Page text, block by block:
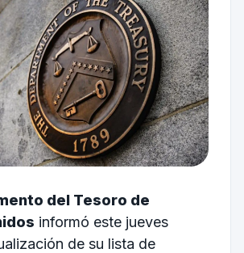
del Tesoro de
informó este jueves
de su lista de